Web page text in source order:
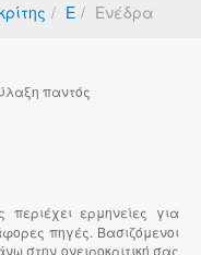
Ε Ενέδρα
παντός
ερμηνείες για
πηγές. Βασιζόμενοι
στην ονειροκριτική σας